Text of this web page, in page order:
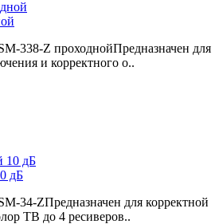
338-Z проходнойПредназначен для
и корректного о..
дБ
34-ZПредназначен для корректной
ТВ до 4 ресиверов..